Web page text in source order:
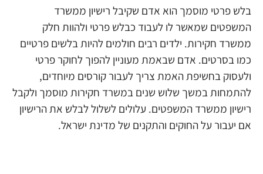
בלש פרטי מוסמך הוא אדם שקיבל רישיון ממשרד
המשפטים שמאשר לו לעבוד כבלש פרטי ולהוות חלק
ממשרד חקירות. ילדים רבים חולמים להיות בלשים פרטיים
כמו בסרטים. אדם שבאמת מעוניין להפוך לחוקר פרטי
ולעסוק בחשיפת האמת צריך לעבור קורסים מיוחדים,
להתמחות במשך שלוש שנים במשרד חקירות מוסמך ולקבל
רישיון ממשרד המשפטים. עלולים לשלול לבלש את הרישיון
אם יעבור על החוקים והתקנים של מדינת ישראל.